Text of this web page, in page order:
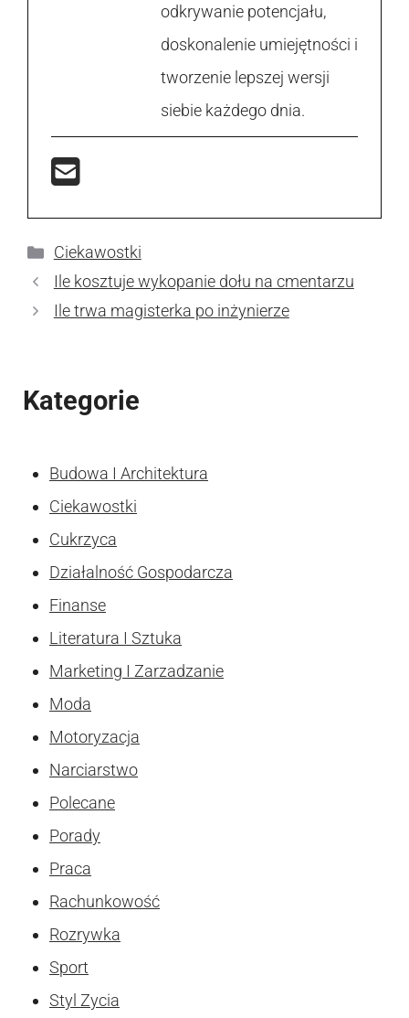
odkrywanie potencjału,
doskonalenie umiejętności i
tworzenie lepszej wersji
siebie każdego dnia.
Kategorie
Ciekawostki
Ile kosztuje wykopanie dołu na cmentarzu
Ile trwa magisterka po inżynierze
Kategorie
Budowa I Architektura
Ciekawostki
Cukrzyca
Działalność Gospodarcza
Finanse
Literatura I Sztuka
Marketing I Zarzadzanie
Moda
Motoryzacja
Narciarstwo
Polecane
Porady
Praca
Rachunkowość
Rozrywka
Sport
Styl Zycia